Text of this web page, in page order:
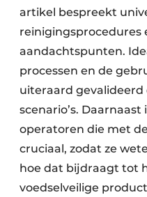
artikel bespreekt
reinigingsprocedures
aandachtspunten.
processen en de
uiteraard gevalideerd
scenario’s.
operatoren die met
cruciaal, zodat ze
hoe dat bijdraagt tot
voedselveilige